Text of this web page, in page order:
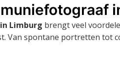
Limburg brengt veel
Van spontane portretten